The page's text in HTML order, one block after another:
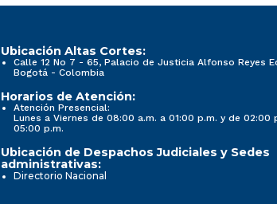
Ubicación Altas Cortes:
Calle 12 No 7 - 65, Palacio de Justicia Alfonso Reyes
Bogotá - Colombia
Horarios de Atención:
Atención Presencial:
Lunes a Viernes de 08:00 a.m. a 01:00 p.m. y de 02:00
05:00 p.m.
Ubicación de Despachos Judiciales y Sedes
administrativas:
Directorio Nacional